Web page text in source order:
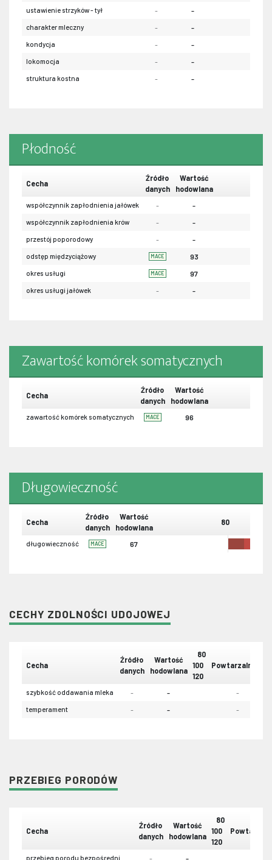
ustawienie strzyków - tył - -
charakter mleczny - -
kondycja - -
lokomocja - -
struktura kostna - -
Płodność
Cecha
Źródło
danych
Wartość
hodowlana
współczynnik zapłodnienia jałówek - -
współczynnik zapłodnienia krów - -
przestój poporodowy - -
odstęp międzyciążowy MACE 93
okres usługi MACE 97
okres usługi jałówek - -
Zawartość komórek somatycznych
Cecha
Źródło
danych
Wartość
hodowlana
zawartość komórek somatycznych MACE 96
Długowieczność
Cecha
Źródło
danych
Wartość
hodowlana
80
długowieczność MACE 67
CECHY ZDOLNOŚCI UDOJOWEJ
Cecha
Źródło
danych
Wartość
hodowlana
80
100
120
Powtarzalność
szybkość oddawania mleka - - -
temperament - - -
PRZEBIEG PORODÓW
Cecha
Źródło
danych
Wartość
hodowlana
80
100
120
przebieg porodu bezpośredni - -